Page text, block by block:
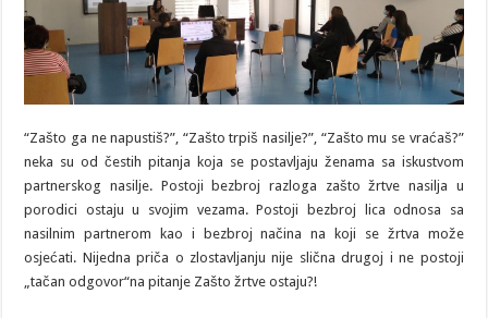
“Zašto ga ne napustiš?”, “Zašto trpiš nasilje?”, “Zašto mu se vraćaš?”
neka su od čestih pitanja koja se postavljaju ženama sa iskustvom
partnerskog nasilje. Postoji bezbroj razloga zašto žrtve nasilja u
porodici ostaju u svojim vezama. Postoji bezbroj lica odnosa sa
nasilnim partnerom kao i bezbroj načina na koji se žrtva može
osjećati. Nijedna priča o zlostavljanju nije slična drugoj i ne postoji
„tačan odgovor“na pitanje Zašto žrtve ostaju?!